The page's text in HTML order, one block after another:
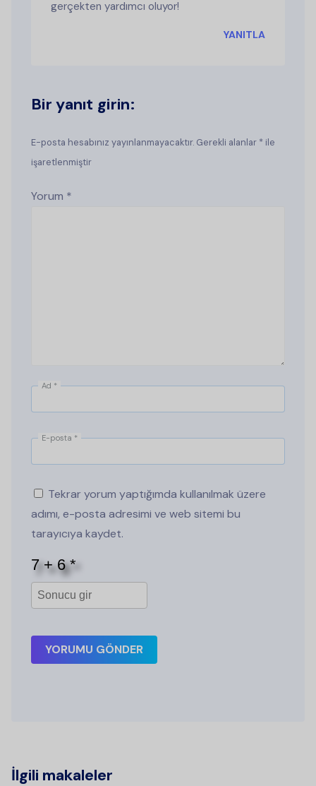
gerçekten yardımcı oluyor!
YANITLA
Bir yanıt girin:
E-posta hesabınız yayınlanmayacaktır. Gerekli alanlar * ile
işaretlenmiştir
Yorum *
Ad *
E-posta *
Tekrar yorum yaptığımda kullanılmak üzere
adımı, e-posta adresimi ve web sitemi bu
tarayıcıya kaydet.
YORUMU GÖNDER
İlgili makaleler